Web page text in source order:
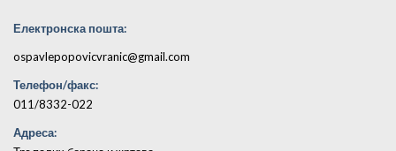
Електронска пошта:
ospavlepopovicvranic@gmail.com
Телефон/факс:
011/8332-022
Адреса: